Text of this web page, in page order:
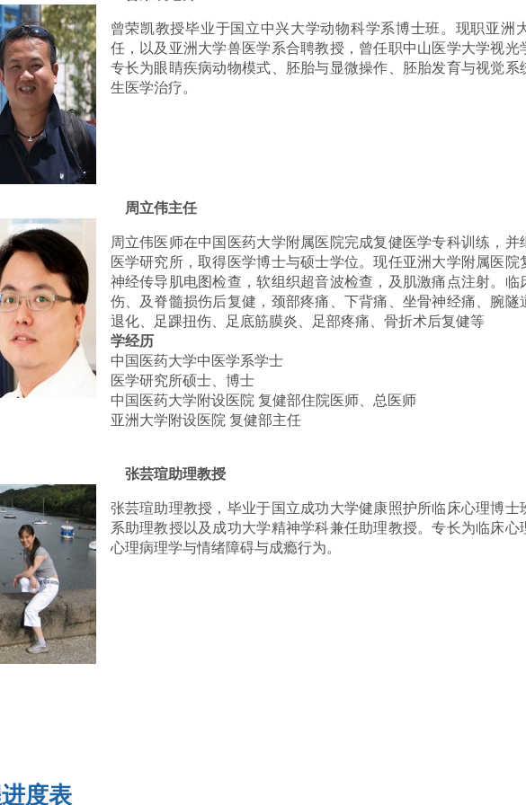
曾荣凯教授毕业于国立中兴大学动物科学系博士班。现职亚洲
任，以及亚洲大学兽医学系合聘教授，曾任职中山医学大学视光
专长为眼睛疾病动物模式、胚胎与显微操作、胚胎发育与视觉系
生医学治疗。
周立伟主任
周立伟医师在中国医药大学附属医院完成复健医学专科训练，
医学研究所，取得医学博士与硕士学位。现任亚洲大学附属医院
神经传导肌电图检查，软组织超音波检查，及肌激痛点注射。临
伤、及脊髓损伤后复健，颈部疼痛、下背痛、坐骨神经痛、腕隧
退化、足踝扭伤、足底筋膜炎、足部疼痛、骨折术后复健等
学经历
中国医药大学中医学系学士
医学研究所硕士、博士
中国医药大学附设医院 复健部住院医师、总医师
亚洲大学附设医院 复健部主任
张芸瑄助理教授
张芸瑄助理教授，毕业于国立成功大学健康照护所临床心理博士
系助理教授以及成功大学精神学科兼任助理教授。专长为临床心
心理病理学与情绪障碍与成瘾行为。
度表